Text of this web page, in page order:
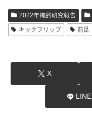
2022年俺的研究報告
キックフリップ
前足
X
LINE